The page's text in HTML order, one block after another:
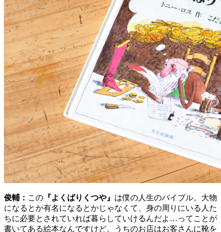
俊輔： この 『よくばりくつや』 は僕の人生のバイブル。大物
になるとか有名になるとかじゃなくて、身の周りにいる人た
ちに必要とされていれば暮らしていけるんだよ…ってことが
書いてある絵本なんですけど。うちのお店はお客さんに靴を